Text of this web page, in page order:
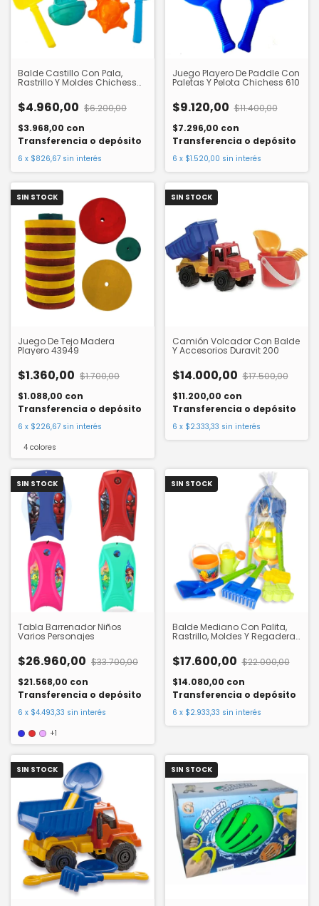
Balde Castillo Con Pala,
Rastrillo Y Moldes Chichess
$4.960,00 $6.200,00
$3.968,00 con
Transferencia o depósito
6 x $826,67 sin interés
Juego Playero De Paddle Con
Paletas Y Pelota Chichess 610
$9.120,00 $11.400,00
$7.296,00 con
Transferencia o depósito
6 x $1.520,00 sin interés
SIN STOCK
Juego De Tejo Madera
Playero 43949
$1.360,00 $1.700,00
$1.088,00 con
Transferencia o depósito
6 x $226,67 sin interés
4 colores
SIN STOCK
Camión Volcador Con Balde
Y Accesorios Duravit 200
$14.000,00 $17.500,00
$11.200,00 con
Transferencia o depósito
6 x $2.333,33 sin interés
SIN STOCK
Tabla Barrenador Niños
Varios Personajes
$26.960,00 $33.700,00
$21.568,00 con
Transferencia o depósito
6 x $4.493,33 sin interés
+1
SIN STOCK
Balde Mediano Con Palita,
Rastrillo, Moldes Y Regadera
$17.600,00 $22.000,00
$14.080,00 con
Transferencia o depósito
6 x $2.933,33 sin interés
SIN STOCK SIN STOCK